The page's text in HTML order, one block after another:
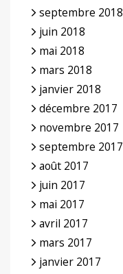
septembre 2018
juin 2018
mai 2018
mars 2018
janvier 2018
décembre 2017
novembre 2017
septembre 2017
août 2017
juin 2017
mai 2017
avril 2017
mars 2017
janvier 2017